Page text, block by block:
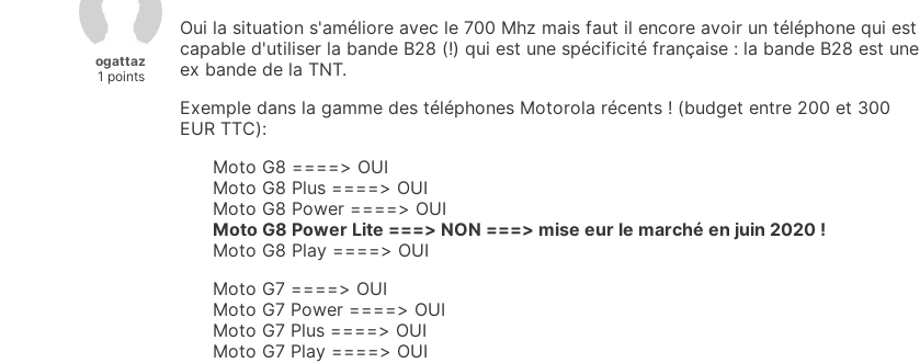
ogattaz
1 points
Oui la situation s'améliore avec le 700 Mhz mais faut il encore avoir un téléphone qui est
capable d'utiliser la bande B28 (!) qui est une spécificité française : la bande B28 est une
ex bande de la TNT.
Exemple dans la gamme des téléphones Motorola récents ! (budget entre 200 et 300
EUR TTC):
Moto G8 ====> OUI
Moto G8 Plus ====> OUI
Moto G8 Power ====> OUI
Moto G8 Power Lite ===> NON ===> mise eur le marché en juin 2020 !
Moto G8 Play ====> OUI
Moto G7 ====> OUI
Moto G7 Power ====> OUI
Moto G7 Plus ====> OUI
Moto G7 Play ====> OUI